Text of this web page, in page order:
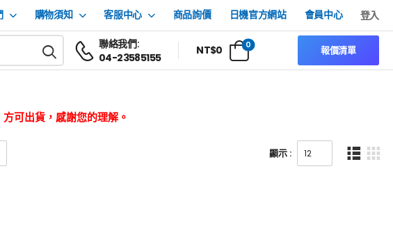
購物須知 客服中心 商品詢價 日機官方網站 會員中心 登入
聯絡我們:
04-23585155
NT$0 0 報價清單
可出貨，感謝您的理解。
顯示 :